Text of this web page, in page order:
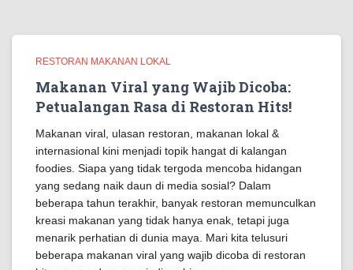
RESTORAN MAKANAN LOKAL
Makanan Viral yang Wajib Dicoba:
Petualangan Rasa di Restoran Hits!
Makanan viral, ulasan restoran, makanan lokal &
internasional kini menjadi topik hangat di kalangan
foodies. Siapa yang tidak tergoda mencoba hidangan
yang sedang naik daun di media sosial? Dalam
beberapa tahun terakhir, banyak restoran memunculkan
kreasi makanan yang tidak hanya enak, tetapi juga
menarik perhatian di dunia maya. Mari kita telusuri
beberapa makanan viral yang wajib dicoba di restoran